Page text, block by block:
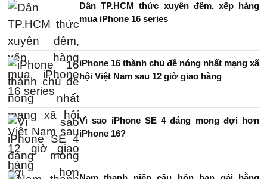
Dân TP.HCM thức xuyên đêm, xếp hàng
mua iPhone 16 series
iPhone 16 thành chủ đề nóng nhất mạng xã
hội Việt Nam sau 12 giờ giao hàng
Vì sao iPhone SE 4 đáng mong đợi hơn
iPhone 16?